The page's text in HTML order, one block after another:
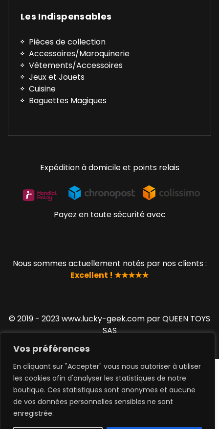
Vos préférences
En cliquant sur "Accepter" vous nous autoriser à utiliser
les cookies afin d'analyser les statistiques de notre
boutique. Ces statistiques sont anonymes et aucune
de vos données personnelles sensibles ne sont
enregistrée.
Les Indispensables
Pièces de collection
Accessoires/Maroquinerie
Vêtements/Accessoires
Jeux et Jouets
Cuisine
Baguettes Magiques
Expédition à domicile et points relais
Payez en toute sécurité avec
Nous sommes actuellement notés par nos clients :
Excellent ! ★★★★★
© 2019 - 2023 www.lucky-geek.com par QUEEN TOYS
SAS
0